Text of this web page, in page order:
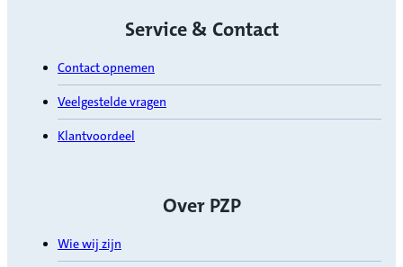
Service & Contact
Contact opnemen
Veelgestelde vragen
Klantvoordeel
Over PZP
Wie wij zijn